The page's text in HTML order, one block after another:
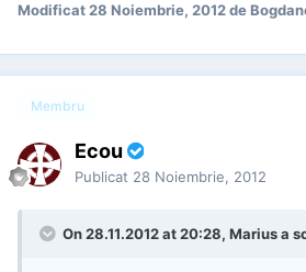
Modificat28 Noiembrie, 2012de
Membru
Ecou
Publicat 28 Noiembrie, 2012
On 28.11.2012 at 20:28, Marius a